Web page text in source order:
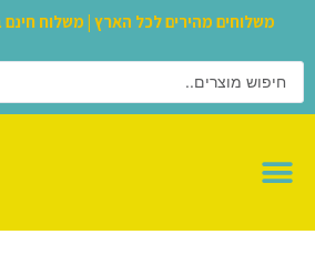
משלוחים מהירים לכל הארץ | משלוח חינם